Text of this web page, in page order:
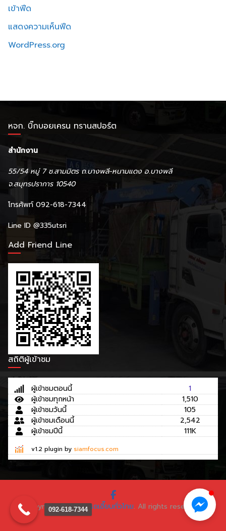
เข้าฟีด
แสดงความเห็นฟีด
WordPress.org
หจก. บิ๊กบอยเครน ทรานสปอร์ต
สำนักงาน
55/54 หมู่ 7 ซ.สามมิตร ถ.บางพลี-หนามแดง อ.บางพลี
จ.สมุทรปราการ 10540
โทรศัพท์ 092-618-7344
Line ID @335utsri
Add Friend Line
สถิติผู้เข้าชม
ผู้เข้าชมตอนนี้
1
ผู้เข้าชมทุกหน้า
1,510
ผู้เข้าชมวันนี้
105
ผู้เข้าชมเดือนนี้
2,542
ผู้เข้าชมปีนี้
111K
v1.2 plugin by siamfocus.com
Copyright © 2026รถเฮี๊ยบทั่วไทย. All rights reserved.
092-618-7344